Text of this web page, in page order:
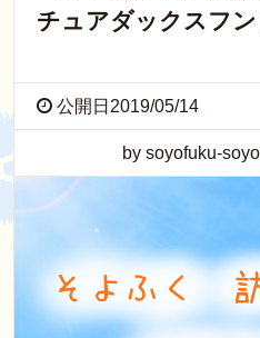
チュアダックスフ
公開日2019/05/14
by soyofuku-